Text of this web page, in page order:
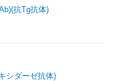
抗Tg抗体)
シダーゼ抗体)